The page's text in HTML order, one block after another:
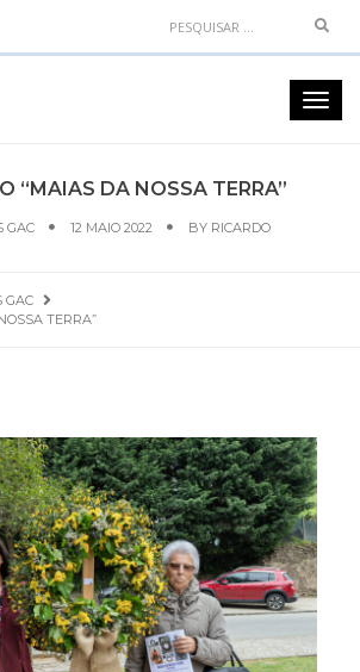
“MAIAS DA NOSSA TERRA”
GAC 12 MAIO 2022 BY RICARDO
GAC
TERRA”